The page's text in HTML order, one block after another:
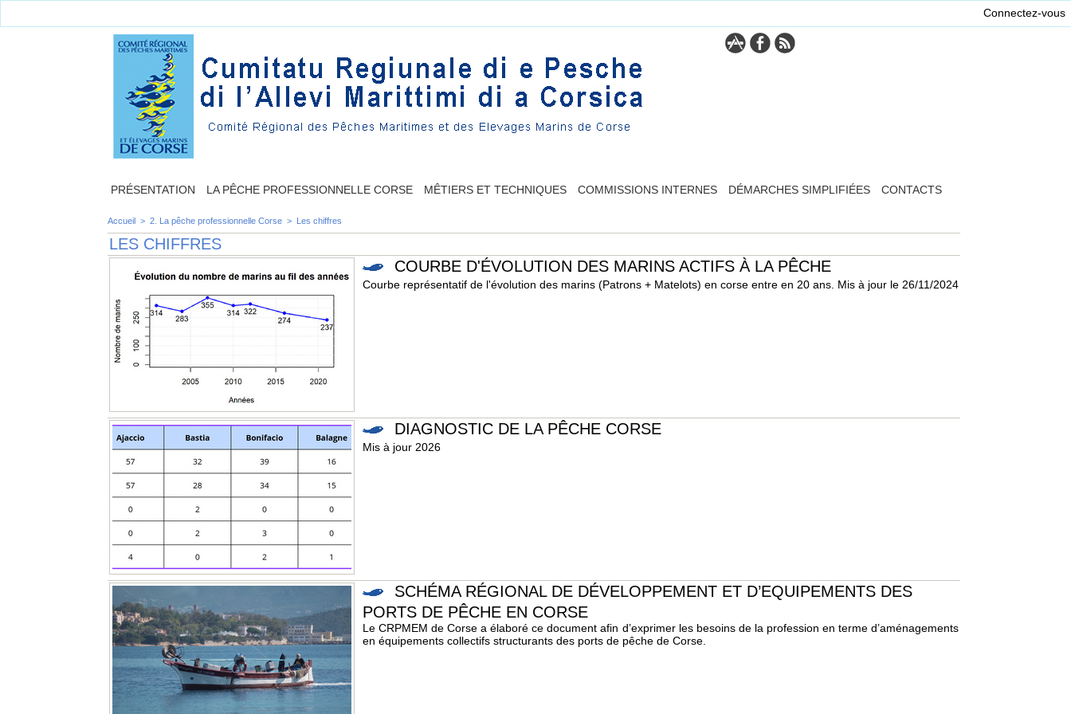
Connectez-vous
PRÉSENTATION LA PÊCHE PROFESSIONNELLE CORSE MÊTIERS ET TECHNIQUES COMMISSIONS INTERNES DÉMARCHES SIMPLIFIÉES CONTACTS
Accueil > 2. La pêche professionnelle Corse > Les chiffres
LES CHIFFRES
COURBE D'ÉVOLUTION DES MARINS ACTIFS À LA PÊCHE
Courbe représentatif de l'évolution des marins (Patrons + Matelots) en corse entre en 20 ans. Mis à jour le 26/11/2024
DIAGNOSTIC DE LA PÊCHE CORSE
Mis à jour 2026
SCHÉMA RÉGIONAL DE DÉVELOPPEMENT ET D’EQUIPEMENTS DES
PORTS DE PÊCHE EN CORSE
Le CRPMEM de Corse a élaboré ce document afin d’exprimer les besoins de la profession en terme d’aménagements
en équipements collectifs structurants des ports de pêche de Corse.